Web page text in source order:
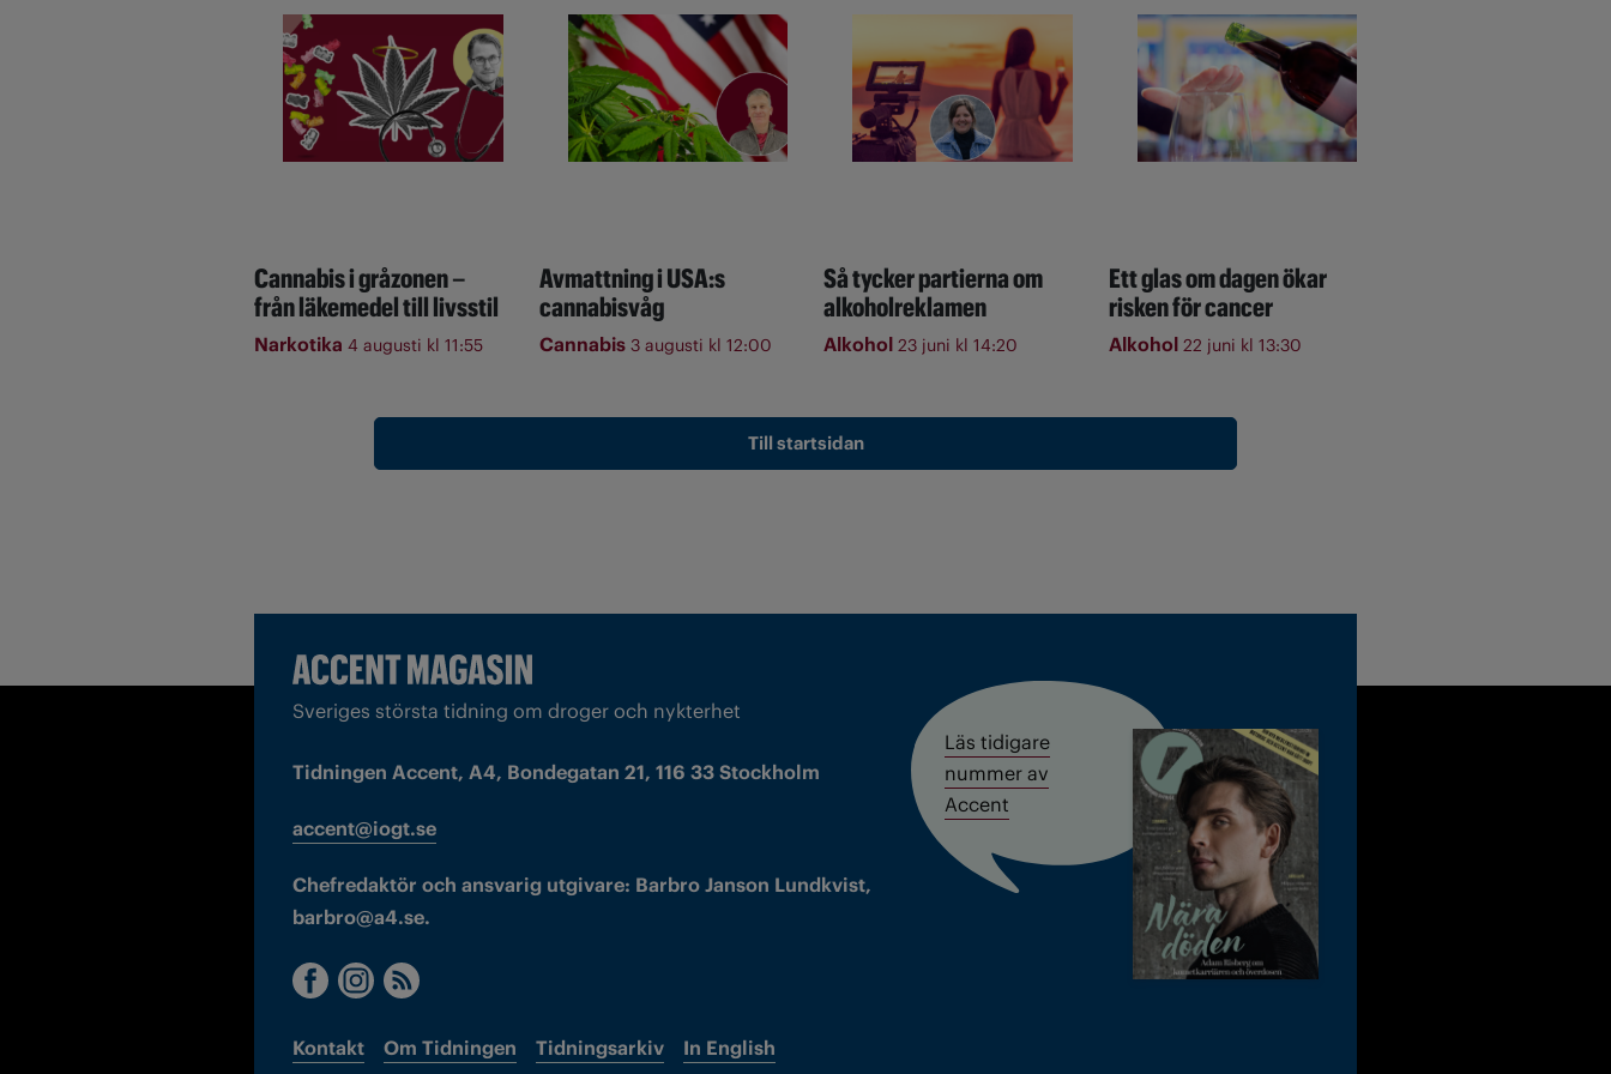
Cannabis i gråzonen –
från läkemedel till livsstil
Narkotika 4 augusti kl 11:55
Avmattning i USA:s
cannabisvåg
Cannabis 3 augusti kl 12:00
Så tycker partierna om
alkoholreklamen
Alkohol 23 juni kl 14:20
Ett glas om dagen ökar
risken för cancer
Alkohol 22 juni kl 13:30
Till startsidan
Sveriges största tidning om droger och nykterhet
Tidningen Accent, A4, Bondegatan 21, 116 33 Stockholm
accent@iogt.se
Chefredaktör och ansvarig utgivare: Barbro Janson Lundkvist,
barbro@a4.se.
Kontakt Om Tidningen Tidningsarkiv In English
Läs tidigare
nummer av
Accent